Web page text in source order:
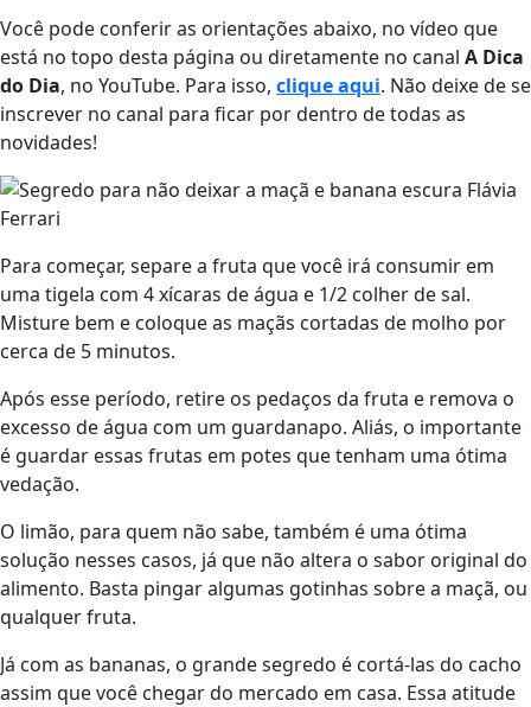
Você pode conferir as orientações abaixo, no vídeo que
está no topo desta página ou diretamente no canal A Dica
do Dia, no YouTube. Para isso, clique aqui. Não deixe de se
inscrever no canal para ficar por dentro de todas as
novidades!
Para começar, separe a fruta que você irá consumir em
uma tigela com 4 xícaras de água e 1/2 colher de sal.
Misture bem e coloque as maçãs cortadas de molho por
cerca de 5 minutos.
Após esse período, retire os pedaços da fruta e remova o
excesso de água com um guardanapo. Aliás, o importante
é guardar essas frutas em potes que tenham uma ótima
vedação.
O limão, para quem não sabe, também é uma ótima
solução nesses casos, já que não altera o sabor original do
alimento. Basta pingar algumas gotinhas sobre a maçã, ou
qualquer fruta.
Já com as bananas, o grande segredo é cortá-las do cacho
assim que você chegar do mercado em casa. Essa atitude